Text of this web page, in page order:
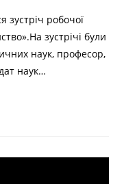
зустріч робочої
зустрічі були
наук, професор,
наук…